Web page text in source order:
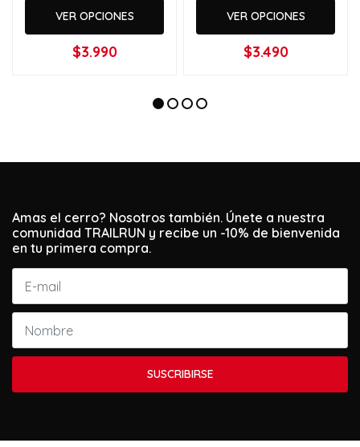
VER OPCIONES
$3.990
VER OPCIONES
$3.490
Amas el cerro? Nosotros también. Únete a nuestra
comunidad TRAILRUN y recibe un -10% de bienvenida
en tu primera compra.
SUSCRIBIRSE